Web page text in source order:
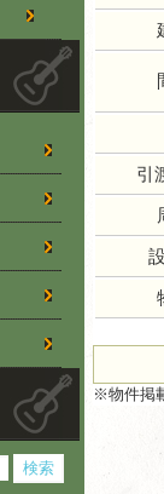
引
※物件掲